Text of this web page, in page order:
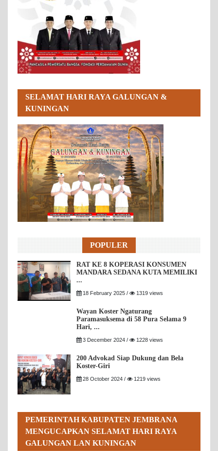
SELAMAT HARI RAYA GALUNGAN &
KUNINGAN
POPULER
RAT KE 8 KOPERASI KONSUMEN
MANDARA SEDANA KUTA MEMILIKI
...
18 February 2025 / 1319 views
Wayan Koster Ngaturang
Paramasuksema di 58 Pura Selama 9
Hari, ...
3 December 2024 / 1228 views
200 Advokad Siap Dukung dan Bela
Koster-Giri
28 October 2024 / 1219 views
PEMERINTAH KABUPATEN JEMBRANA
MENGUCAPKAN SELAMAT HARI RAYA
GALUNGAN LAN KUNINGAN